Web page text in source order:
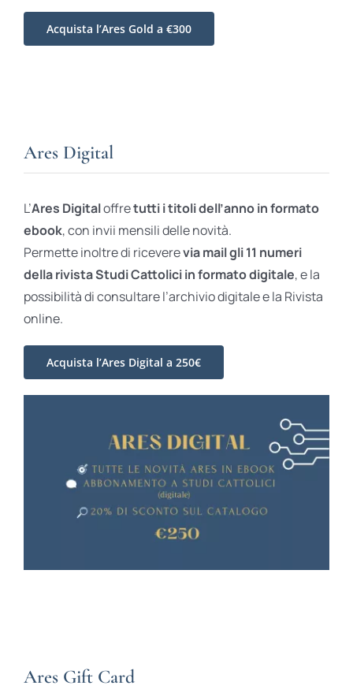
Acquista l’Ares Gold a €300
Ares Digital
L’Ares Digitaloffretutti i titoli dell’anno in formato
ebook, con invii mensili delle novità.
Permette inoltre di riceverevia mail gli 11 numeri
della rivista Studi Cattolici in formato digitale, e la
possibilità di consultare l’archivio digitale e la Rivista
online.
Acquista l’Ares Digital a 250€
Ares Gift Card